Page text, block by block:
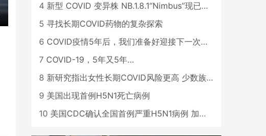
4 新型 COVID 变异株 NB.1.8.1“Nimbus”现已在美国占据主导地位
5 寻找长期COVID药物的复杂探索
6 COVID疫情5年后，我们准备好迎接下一次大流行了吗？
7 COVID-19，5年又5年…
8 新研究指出女性长期COVID风险更高 少数族裔儿童存在差异
9 美国出现首例H5N1死亡病例
10 美国CDC确认全国首例严重H5N1病例 加州进入紧急状态